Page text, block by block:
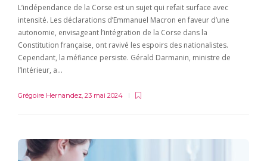
L’indépendance de la Corse est un sujet qui refait surface avec
intensité. Les déclarations d’Emmanuel Macron en faveur d’une
autonomie, envisageant l’intégration de la Corse dans la
Constitution française, ont ravivé les espoirs des nationalistes.
Cependant, la méfiance persiste. Gérald Darmanin, ministre de
l’Intérieur, a…
Grégoire Hernandez 23 mai 2024